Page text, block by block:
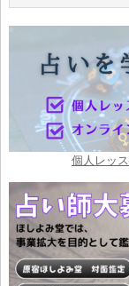
個人レッ